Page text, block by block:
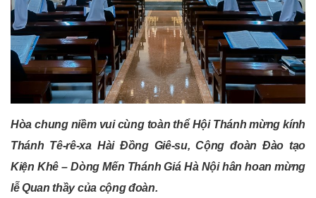
Hòa chung niềm vui cùng toàn thể Hội Thánh mừng kính
Thánh Tê-rê-xa Hài Đồng Giê-su, Cộng đoàn Đào tạo
Kiện Khê – Dòng Mến Thánh Giá Hà Nội hân hoan mừng
lễ Quan thầy của cộng đoàn.